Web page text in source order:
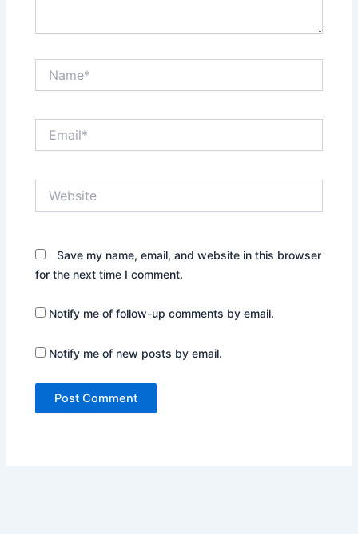
Save my name, email, and website in this browser
for the next time I comment.
Notify me of follow-up comments by email.
Notify me of new posts by email.